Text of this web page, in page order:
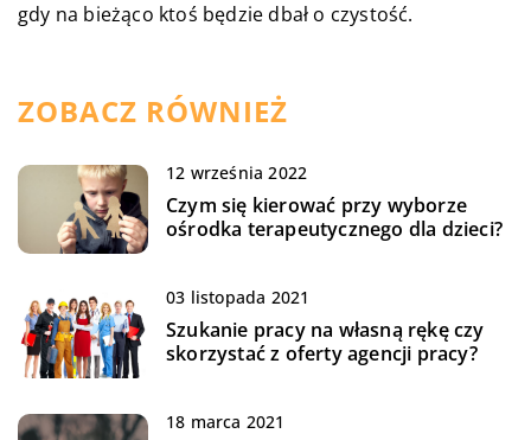
gdy na bieżąco ktoś będzie dbał o czystość.
ZOBACZ RÓWNIEŻ
12 września 2022
Czym się kierować przy wyborze
ośrodka terapeutycznego dla dzieci?
03 listopada 2021
Szukanie pracy na własną rękę czy
skorzystać z oferty agencji pracy?
18 marca 2021